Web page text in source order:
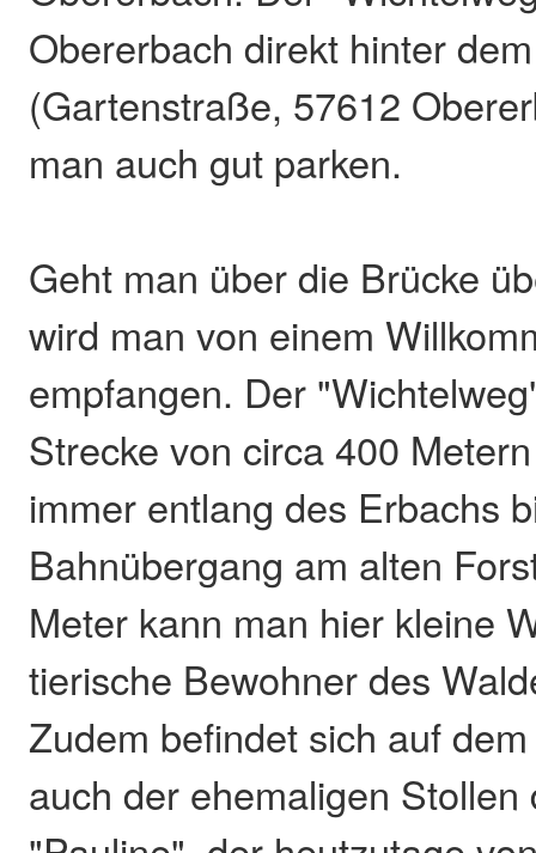
Obererbach direkt hinter
(Gartenstraße, 57612
man auch gut parken.
Geht man über die Brücke
wird man von einem
empfangen. Der
Strecke von circa 400
immer entlang des Erbachs
Bahnübergang am alten
Meter kann man hier kleine
tierische Bewohner des
Zudem befindet sich auf
auch der ehemaligen Stollen